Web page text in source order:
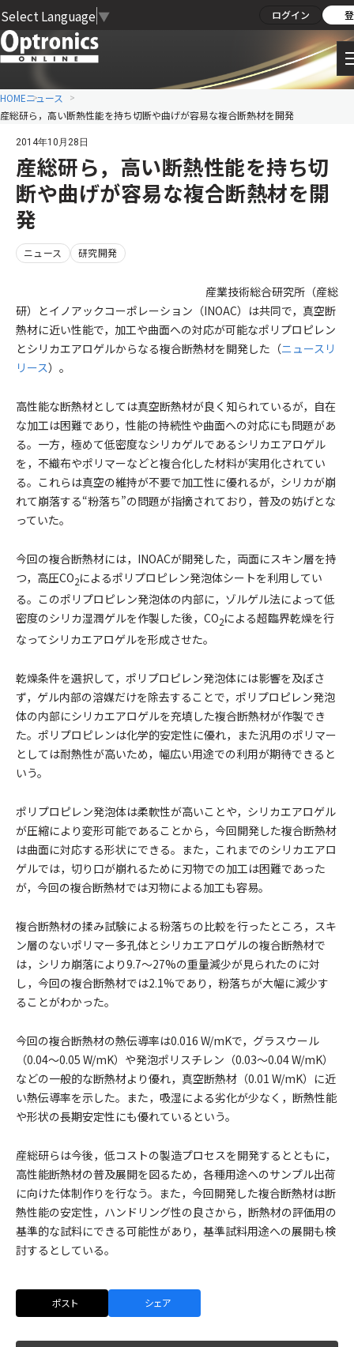
Select Language ▼ ログイン
HOMEニュース
産総研ら，高い断熱性能を持ち切断や曲げが容易な複合断熱材を開発
2014年10月28日
産総研ら，高い断熱性能を持ち切
断や曲げが容易な複合断熱材を開
発
ニュース 研究開発
産業技術総合研究所（産総
研）とイノアックコーポレーション（INOAC）は共同で，真空断
熱材に近い性能で，加工や曲面への対応が可能なポリプロピレン
とシリカエアロゲルからなる複合断熱材を開発した（ニュースリ
リース）。
高性能な断熱材としては真空断熱材が良く知られているが，自在
な加工は困難であり，性能の持続性や曲面への対応にも問題があ
る。一方，極めて低密度なシリカゲルであるシリカエアロゲル
を，不織布やポリマーなどと複合化した材料が実用化されてい
る。これらは真空の維持が不要で加工性に優れるが，シリカが崩
れて崩落する“粉落ち”の問題が指摘されており，普及の妨げとな
っていた。
今回の複合断熱材には，INOACが開発した，両面にスキン層を持
つ，高圧CO2によるポリプロピレン発泡体シートを利用してい
る。このポリプロピレン発泡体の内部に，ゾルゲル法によって低
密度のシリカ湿潤ゲルを作製した後，CO2による超臨界乾燥を行
なってシリカエアロゲルを形成させた。
乾燥条件を選択して，ポリプロピレン発泡体には影響を及ぼさ
ず，ゲル内部の溶媒だけを除去することで，ポリプロピレン発泡
体の内部にシリカエアロゲルを充填した複合断熱材が作製でき
た。ポリプロピレンは化学的安定性に優れ，また汎用のポリマー
としては耐熱性が高いため，幅広い用途での利用が期待できると
いう。
ポリプロピレン発泡体は柔軟性が高いことや，シリカエアロゲル
が圧縮により変形可能であることから，今回開発した複合断熱材
は曲面に対応する形状にできる。また，これまでのシリカエアロ
ゲルでは，切り口が崩れるために刃物での加工は困難であった
が，今回の複合断熱材では刃物による加工も容易。
複合断熱材の揉み試験による粉落ちの比較を行ったところ，スキ
ン層のないポリマー多孔体とシリカエアロゲルの複合断熱材で
は，シリカ崩落により9.7～27%の重量減少が見られたのに対
し，今回の複合断熱材では2.1%であり，粉落ちが大幅に減少す
ることがわかった。
今回の複合断熱材の熱伝導率は0.016 W/mKで，グラスウール
（0.04～0.05 W/mK）や発泡ポリスチレン（0.03～0.04 W/mK）
などの一般的な断熱材より優れ，真空断熱材（0.01 W/mK）に近
い熱伝導率を示した。また，吸湿による劣化が少なく，断熱性能
や形状の長期安定性にも優れているという。
産総研らは今後，低コストの製造プロセスを開発するとともに，
高性能断熱材の普及展開を図るため，各種用途へのサンプル出荷
に向けた体制作りを行なう。また，今回開発した複合断熱材は断
熱性能の安定性，ハンドリング性の良さから，断熱材の評価用の
基準的な試料にできる可能性があり，基準試料用途への展開も検
討するとしている。
ポスト シェア